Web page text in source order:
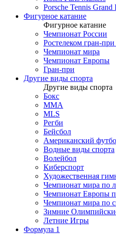
Porsche Tennis Grand
Фигурное катание
Фигурное катание
Чемпионат России
Ростелеком гран-
Чемпионат мира
Чемпионат Европы
Гран-при
Другие виды спорта
Другие виды спорта
Бокс
MMA
MLS
Регби
Бейсбол
Американский
Водные виды спорта
Волейбол
Киберспорт
Художественная
Чемпионат мира по
Чемпионат Европы
Чемпионат мира по
Зимние
Летние Игры
Формула 1